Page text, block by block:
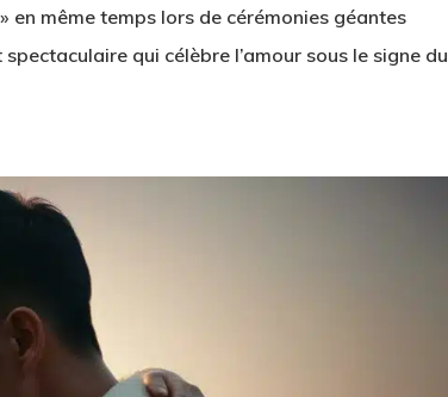
en même temps lors de cérémonies géantes
qui célèbre l’amour sous le signe du